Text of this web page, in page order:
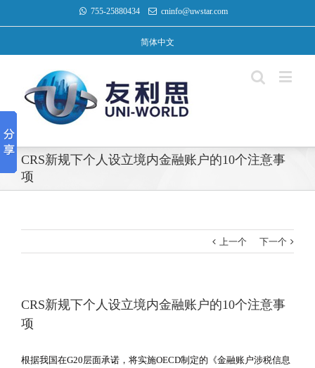
755-25880434 cninfo@uwstar.com
简体中文
CRS新规下个人设立境内金融账户的10个注意事
项
上一个 下一个
CRS新规下个人设立境内金融账户的10个注意事
项
根据我国在G20层面承诺，将实施OECD制定的《金融账户涉税信息